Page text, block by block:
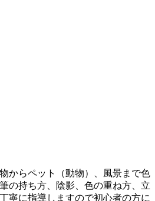
からペット（動物）、風景まで色
の持ち方、陰影、色の重ね方、立
寧に指導しますので初心者の方に